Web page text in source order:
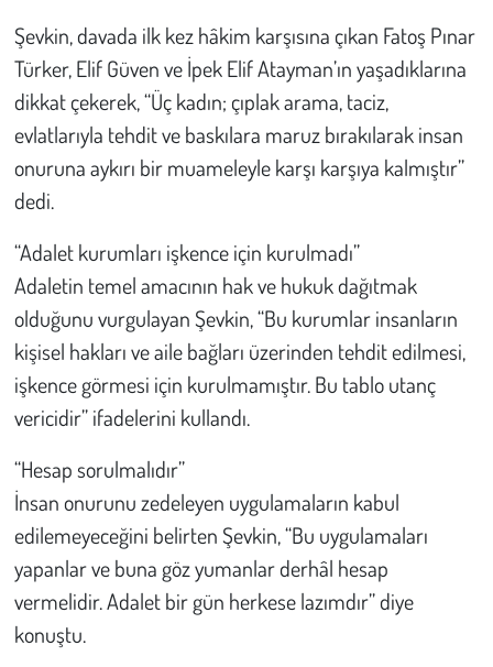
Şevkin, davada ilk kez hâkim karşısına çıkan Fatoş Pınar
Türker, Elif Güven ve İpek Elif Atayman’ın yaşadıklarına
dikkat çekerek, “Üç kadın; çıplak arama, taciz,
evlatlarıyla tehdit ve baskılara maruz bırakılarak insan
onuruna aykırı bir muameleyle karşı karşıya kalmıştır”
dedi.
“Adalet kurumları işkence için kurulmadı”
Adaletin temel amacının hak ve hukuk dağıtmak
olduğunu vurgulayan Şevkin, “Bu kurumlar insanların
kişisel hakları ve aile bağları üzerinden tehdit edilmesi,
işkence görmesi için kurulmamıştır. Bu tablo utanç
vericidir” ifadelerini kullandı.
“Hesap sorulmalıdır”
İnsan onurunu zedeleyen uygulamaların kabul
edilemeyeceğini belirten Şevkin, “Bu uygulamaları
yapanlar ve buna göz yumanlar derhâl hesap
vermelidir. Adalet bir gün herkese lazımdır” diye
konuştu.
Çevre
Galeri
Günün İçinden
Vefat İlanları
Tarih
Hukuk
Tarım
Son Dakika
Eğlence